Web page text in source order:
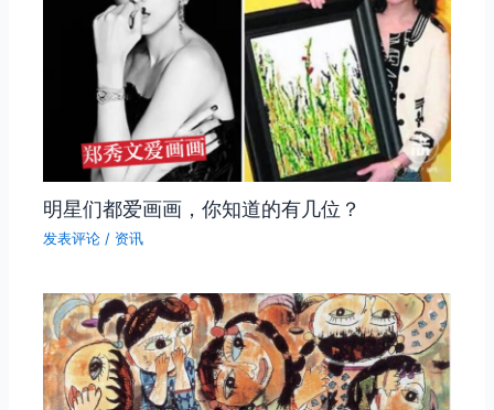
明星们都爱画画，你知道的有几位？
发表评论 / 资讯